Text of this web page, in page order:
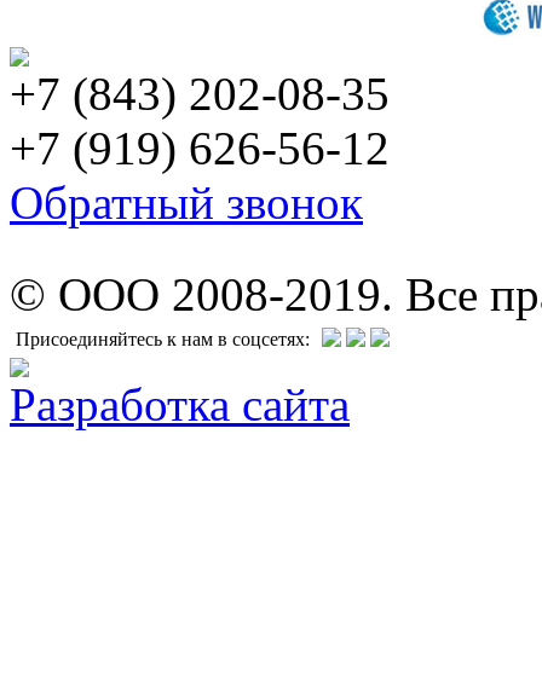
+7 (843) 202-08-35
+7 (919) 626-56-12
Обратный звонок
© ООО 2008-2019. Все
Присоединяйтесь к нам в соцсетях:
Разработка сайта